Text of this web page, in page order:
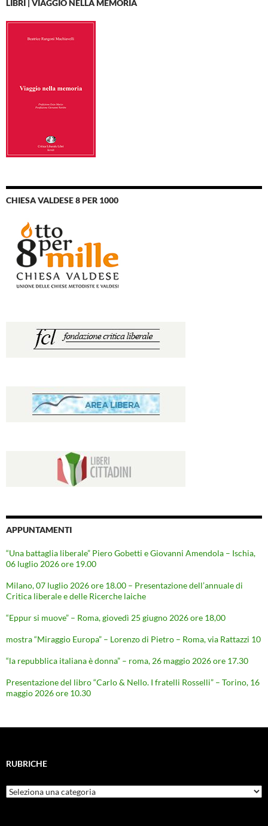
LIBRI | VIAGGIO NELLA MEMORIA
CHIESA VALDESE 8 PER 1000
APPUNTAMENTI
“Una battaglia liberale” Piero Gobetti e Giovanni Amendola – Ischia,
06 luglio 2026 ore 19.00
Milano, 07 luglio 2026 ore 18.00 – Presentazione dell’annuale di
Critica liberale e delle Ricerche laiche
“Eppur si muove” – Roma, giovedì 25 giugno 2026 ore 18,00
mostra “Miraggio Europa” – Lorenzo di Pietro – Roma, via Rattazzi 10
“la repubblica italiana è donna” – roma, 26 maggio 2026 ore 17.30
Presentazione del libro “Carlo & Nello. I fratelli Rosselli” – Torino, 16
maggio 2026 ore 10.30
RUBRICHE
Rubriche